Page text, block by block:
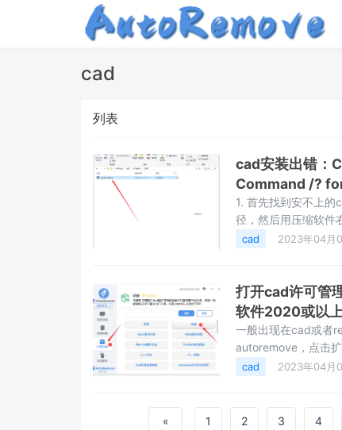
cad
列表
cad安装出错：
Command /?
1. 首先找到安不上
径，然后用压缩软件
否安装上。或者观
cad 2023年04月
打开cad许可管
软件2020或以
一般出现在cad或者
autoremove，点击
成功即可。如果转
cad 2023年04月
« 1 2 3 4